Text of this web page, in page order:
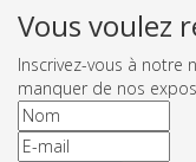
Vous voulez
Inscrivez-vous à notre
manquer de nos